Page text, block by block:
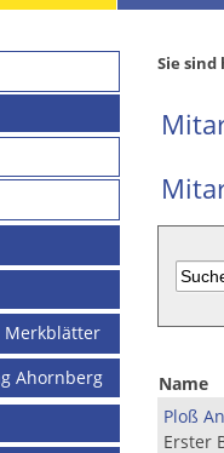
Merkblätter
Ahornberg
Sie sind
Name
Ploß
Erster